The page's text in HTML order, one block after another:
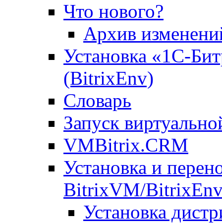
Что нового?
Архив
Установка «1С-
(BitrixEnv)
Словарь
Запуск
VMBitrix.CRM
Установка и
BitrixVM/
Установка